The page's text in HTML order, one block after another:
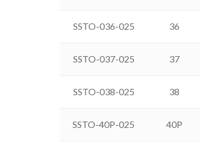
SSTO-036-025 36
SSTO-037-025 37
SSTO-038-025 38
SSTO-40P-025 40P